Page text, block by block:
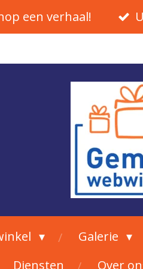
een verhaal!
Galerie
Diensten
Over